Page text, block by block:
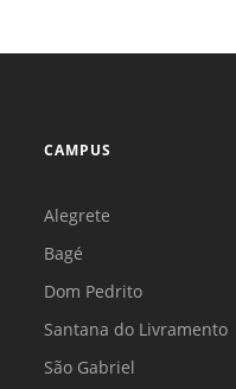
CAMPUS
Alegrete
Bagé
Dom Pedrito
Santana do Livramento
São Gabriel